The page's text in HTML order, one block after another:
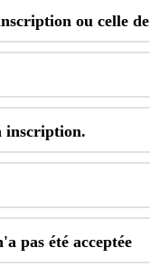
ou celle de
inscription.
'a pas été acceptée